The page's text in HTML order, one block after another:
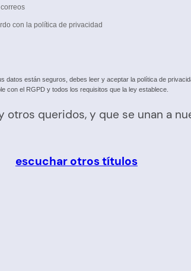
con la política de privacidad
están seguros, debes leer y aceptar la política de
con el RGPD y todos los requisitos que la ley establece.
otros queridos, y que se unan a
escuchar otros títulos